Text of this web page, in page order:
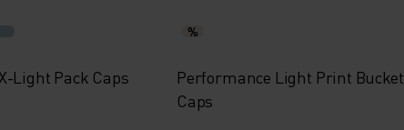
Light Pack Caps
%
Performance Light Print Bucket
Caps